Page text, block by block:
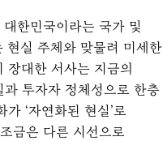
한민국이라는 국가 및
현실 주체와 맞물려 미세한
장대한 서사는 지금의
투자자 정체성으로 한층
‘자연화된 현실’로
금은 다른 시선으로